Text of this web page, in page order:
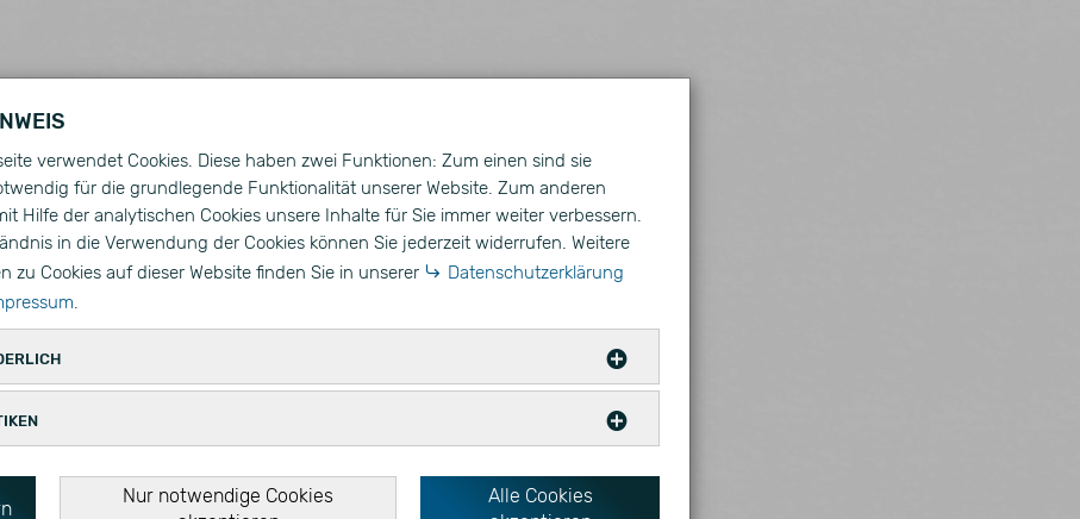
1,00 €)
verwendet Cookies. Diese haben zwei Funktionen: Zum einen sind sie
für die grundlegende Funktionalität unserer Website. Zum anderen
Hilfe der analytischen Cookies unsere Inhalte für Sie immer weiter verbessern.
in die Verwendung der Cookies können Sie jederzeit widerrufen. Weitere
zu Cookies auf dieser Website finden Sie in unserer
Datenschutzerklärung
.
werden für eine reibungslose Funktion unserer Website benötigt.
Speichert Ihre Einwilligung zur Verwendung von
1 Jahr HTML Website
Cookies erfassen Informationen anonym. Diese Informationen helfen
wie unsere Besucher unsere Website nutzen.
Nur notwendige Cookies
Alle Cookies